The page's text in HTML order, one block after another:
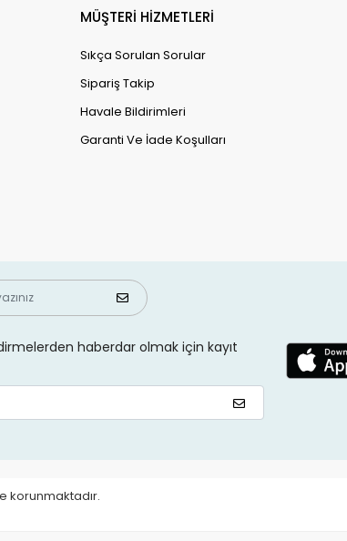
MÜŞTERİ HİZMETLERİ
Sıkça Sorulan Sorular
Sipariş Takip
Havale Bildirimleri
Garanti Ve İade Koşulları
haberdar olmak için kayıt
korunmaktadır.